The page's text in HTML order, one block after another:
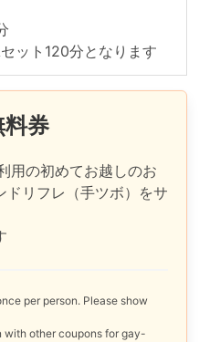
ット120分となります
券
用の初めてお越しのお
ドリフレ（手ツボ）をサ
per person. Please show
with other coupons for gay-